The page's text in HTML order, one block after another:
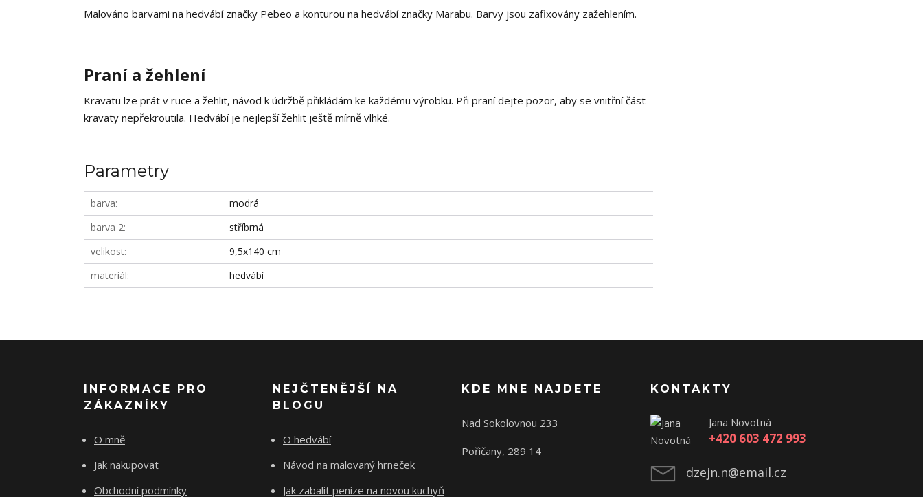
Malováno barvami na hedvábí značky Pebeo a konturou na hedvábí značky Marabu. Barvy jsou zafixovány zažehlením.
Praní a žehlení
Kravatu lze prát v ruce a žehlit, návod k údržbě přikládám ke každému výrobku. Při praní dejte pozor, aby se vnitřní část
kravaty nepřekroutila. Hedvábí je nejlepší žehlit ještě mírně vlhké.
Parametry
barva
modrá
barva 2
stříbrná
velikost
9,5x140 cm
materiál
hedvábí
INFORMACE PRO
ZÁKAZNÍKY
O mně
Jak nakupovat
Obchodní podmínky
NEJČTENĚJŠÍ NA
BLOGU
O hedvábí
Návod na malovaný hrneček
Jak zabalit peníze na novou kuchyň
KDE MNE NAJDETE
Nad Sokolovnou 233
Poříčany, 289 14
KONTAKTY
Jana Novotná
+420 603 472 993
dzejn.n@email.cz